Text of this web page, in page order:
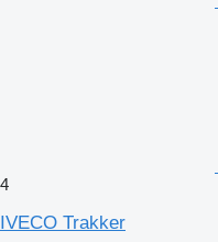
4
IVECO Trakker